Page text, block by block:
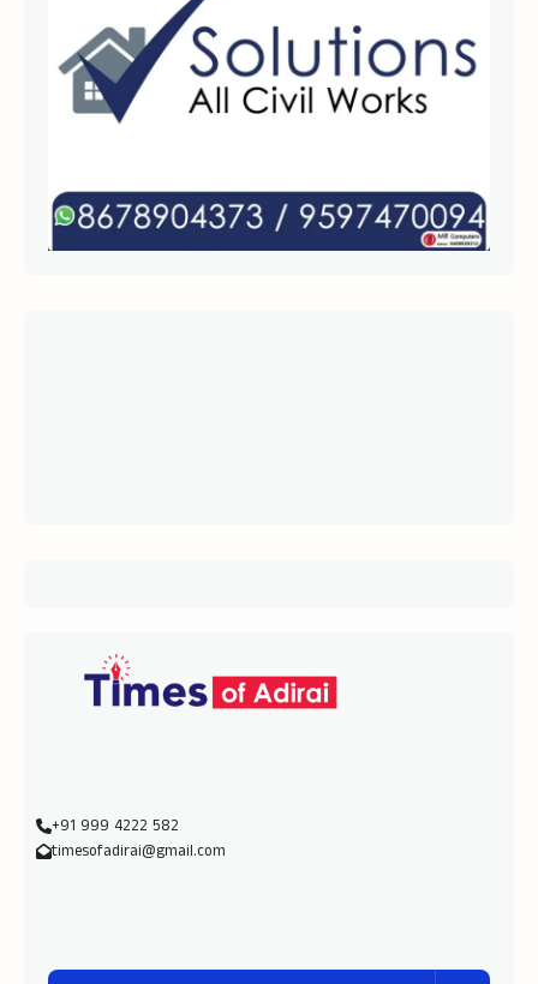
+91 999 4222 582
timesofadirai@gmail.com